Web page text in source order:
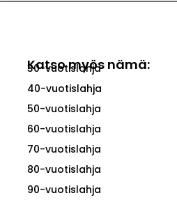
Katso myös nämä:
30-vuotislahja
40-vuotislahja
50-vuotislahja
60-vuotislahja
70-vuotislahja
80-vuotislahja
90-vuotislahja